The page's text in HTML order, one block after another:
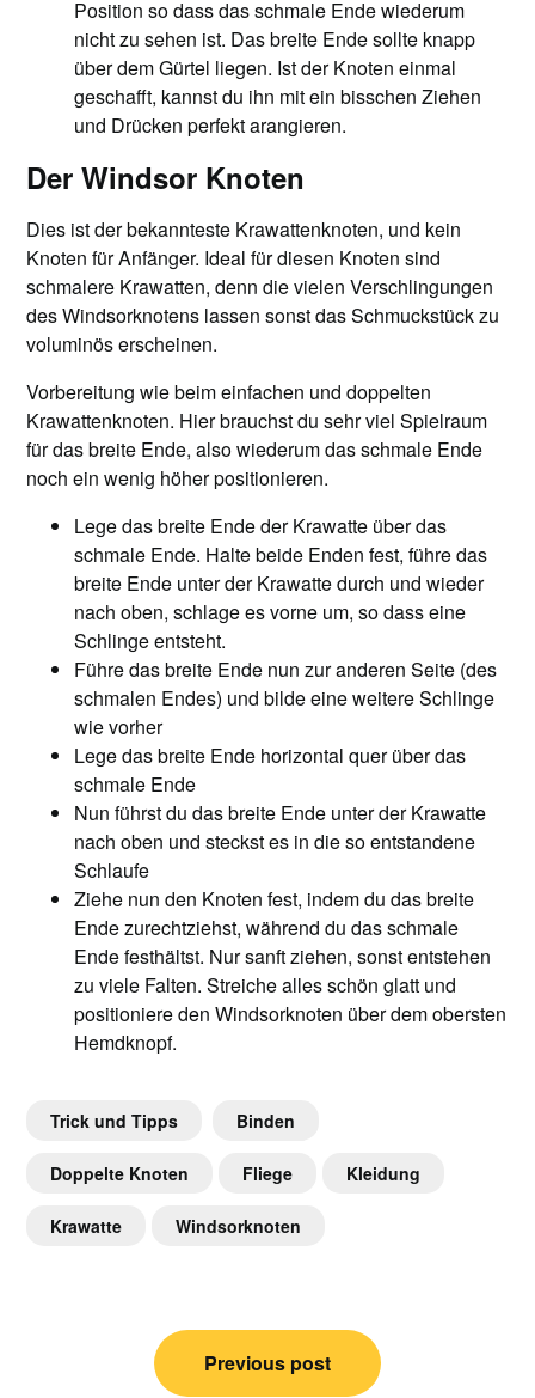
Position so dass das schmale Ende wiederum
nicht zu sehen ist. Das breite Ende sollte knapp
über dem Gürtel liegen. Ist der Knoten einmal
geschafft, kannst du ihn mit ein bisschen Ziehen
und Drücken perfekt arangieren.
Der Windsor Knoten
Dies ist der bekannteste Krawattenknoten, und kein
Knoten für Anfänger. Ideal für diesen Knoten sind
schmalere Krawatten, denn die vielen Verschlingungen
des Windsorknotens lassen sonst das Schmuckstück zu
voluminös erscheinen.
Vorbereitung wie beim einfachen und doppelten
Krawattenknoten. Hier brauchst du sehr viel Spielraum
für das breite Ende, also wiederum das schmale Ende
noch ein wenig höher positionieren.
Lege das breite Ende der Krawatte über das
schmale Ende. Halte beide Enden fest, führe das
breite Ende unter der Krawatte durch und wieder
nach oben, schlage es vorne um, so dass eine
Schlinge entsteht.
Führe das breite Ende nun zur anderen Seite (des
schmalen Endes) und bilde eine weitere Schlinge
wie vorher
Lege das breite Ende horizontal quer über das
schmale Ende
Nun führst du das breite Ende unter der Krawatte
nach oben und steckst es in die so entstandene
Schlaufe
Ziehe nun den Knoten fest, indem du das breite
Ende zurechtziehst, während du das schmale
Ende festhältst. Nur sanft ziehen, sonst entstehen
zu viele Falten. Streiche alles schön glatt und
positioniere den Windsorknoten über dem obersten
Hemdknopf.
Trick und Tipps Binden
Doppelte Knoten Fliege Kleidung
Krawatte Windsorknoten
navigation
Previous post